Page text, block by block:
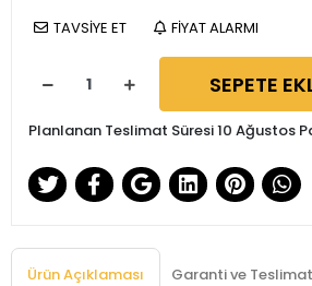
TAVSİYE ET FİYAT ALARMI
Planlanan Teslimat Süresi 10 Ağustos
Ürün Açıklaması Garanti ve Teslimat